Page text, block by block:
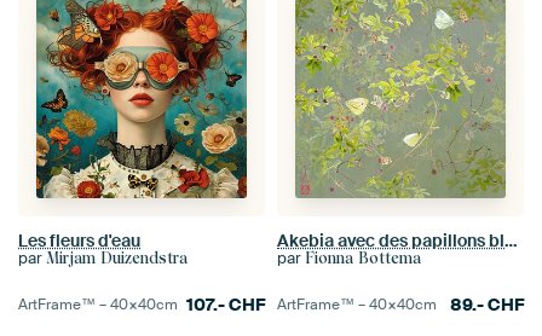
Les fleurs d'eau
par Mirjam Duizendstra
ArtFrame™ –40×40cm 107.-CHF
Akebia avec des papillons blancs de choux
par Fionna Bottema
ArtFrame™ –40×40cm 89.-CHF